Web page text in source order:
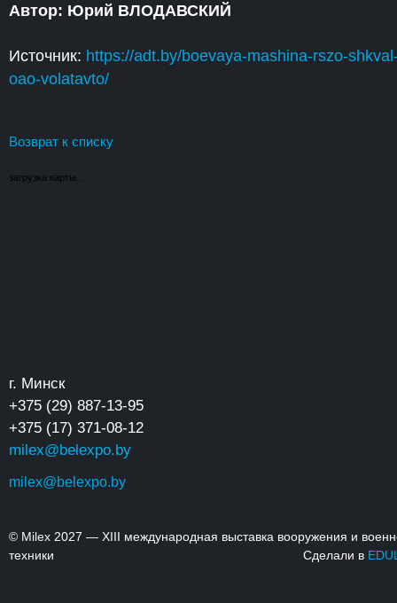
Автор: Юрий ВЛОДАВСКИЙ
Источник: https://adt.by/boevaya-mashina-rszo-
oao-volatavto/
Возврат к списку
загрузка карты...
г. Минск
+375 (29) 887-13-95
+375 (17) 371-08-12
milex@belexpo.by
milex@belexpo.by
© Milex 2027 — XIII международная выставка вооружения и
техники
Сделали в